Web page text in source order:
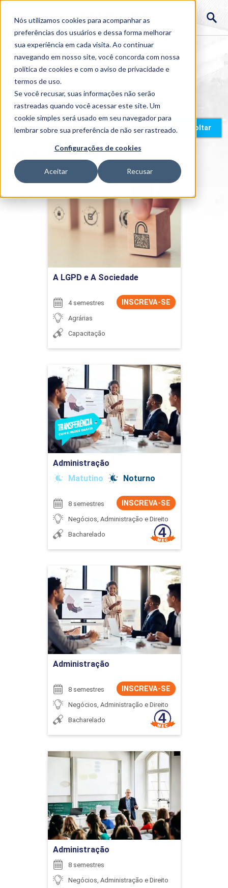
Nós utilizamos cookies para acompanhar as
preferências dos usuários e dessa forma melhorar
sua experiência em cada visita. Ao continuar
navegando em nosso site, você concorda com nossa
política de cookies e com o aviso deprivacidade e
termos de uso.
Se você recusar, suas informações não serão
rastreadas quando você acessar este site. Um
cookie simples será usado em seu navegador para
lembrar sobre sua preferência de não ser rastreado.
Configurações de cookies
Aceitar Recusar
Home > Cursos > EAD >Graduação
Voltar
Cursos EAD
A LGPD e A Sociedade
INSCREVA-SE
4 semestres
Agrárias
Capacitação
Detalhes do curso
Ir para Inscrição
Administração
Matutino
Noturno
INSCREVA-SE
8 semestres
Negócios, Administração e Direito
Bacharelado
Administração
Detalhes do curso
Ir para Inscrição
Administração
INSCREVA-SE
8 semestres
Negócios, Administração e Direito
Bacharelado
Administração
Detalhes do curso
Ir para Inscrição
Administração
8 semestres
Negócios, Administração e Direito
Administração
Detalhes do curso
Ir para Inscrição